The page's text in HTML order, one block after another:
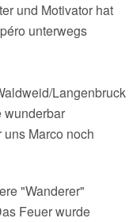
und Motivator hat
unterwegs
Langenbruck
wunderbar
Marco noch
"Wanderer"
Feuer wurde